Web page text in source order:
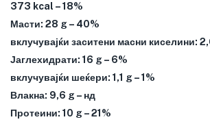
373 kcal – 18%
Масти: 28 g – 40%
вклучувајќи заситени масни киселини:
Јаглехидрати: 16 g – 6%
вклучувајќи шеќери: 1,1 g – 1%
Влакна: 9,6 g – нд
Протеини: 10 g – 21%